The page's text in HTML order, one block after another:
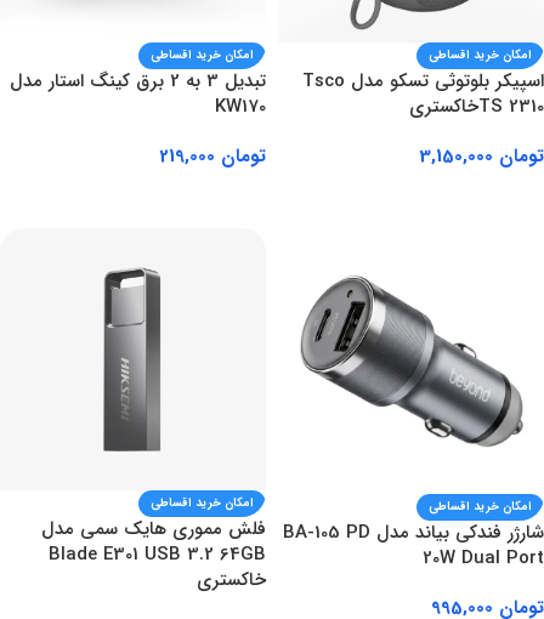
امکان خرید اقساطی
اسپیکر بلوتوثی تسکو مدل Tsco
TS 2310خاکستری
تومان
امکان خرید اقساطی
تبدیل 3 به 2 برق کینگ استار مدل
KW170
تومان
امکان خرید اقساطی
شارژر فندکی بیاند مدل BA-105 PD
20W Dual Port
تومان
امکان خرید اقساطی
فلش مموری هایک سمی مدل
Blade E301 USB 3.2 64GB
خاکستری